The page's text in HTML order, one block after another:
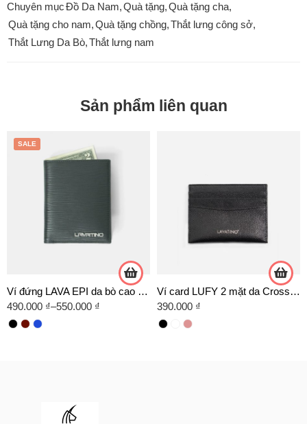
Chuyên mụcĐồ Da Nam,Quà tặng,Quà tặng cha,
Quà tặng cho nam,Quà tặng chồng,Thắt lưng công sở,
Thắt Lưng Da Bò,Thắt lưng nam
Sản phẩm liên quan
SALE
Ví đứng LAVA EPI da bò cao cấp
490.000 ₫–550.000 ₫
Ví card LUFY 2 mặt da Crossgrain
390.000 ₫